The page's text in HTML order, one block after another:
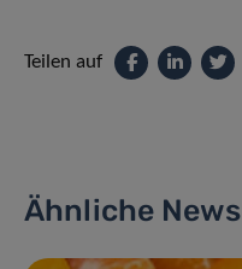
Teilen auf
Ähnliche News